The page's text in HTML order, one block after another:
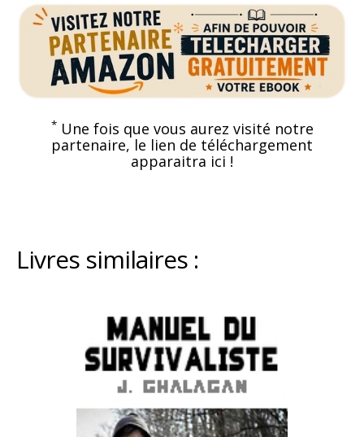
*Une fois que vous aurez visité notre
partenaire, le lien de téléchargement
apparaitra ici !
Livres similaires :